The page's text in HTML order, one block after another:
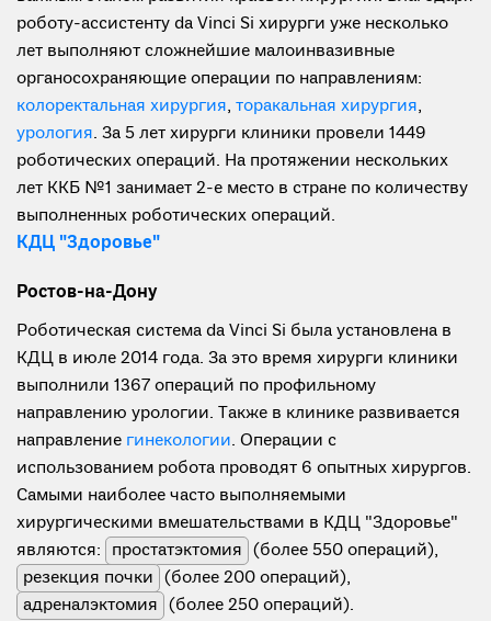
роботу-ассистенту da Vinci Si хирурги уже несколько
лет выполняют сложнейшие малоинвазивные
органосохраняющие операции по направлениям:
колоректальная хирургия, торакальная хирургия,
урология. За 5 лет хирурги клиники провели 1449
роботических операций. На протяжении нескольких
лет ККБ №1 занимает 2-е место в стране по количеству
выполненных роботических операций.
КДЦ "Здоровье"
Ростов-на-Дону
Роботическая система da Vinci Si была установлена в
КДЦ в июле 2014 года. За это время хирурги клиники
выполнили 1367 операций по профильному
направлению урологии. Также в клинике развивается
направление гинекологии. Операции с
использованием робота проводят 6 опытных хирургов.
Самыми наиболее часто выполняемыми
хирургическими вмешательствами в КДЦ "Здоровье"
являются: простатэктомия (более 550 операций),
резекция почки (более 200 операций),
адреналэктомия (более 250 операций).